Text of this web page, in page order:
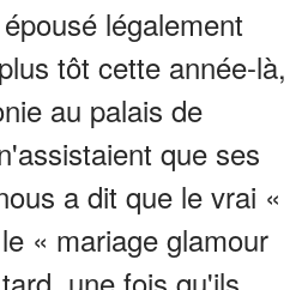
légalement
tôt cette année-là,
au palais de
que ses
a dit que le vrai «
« mariage glamour